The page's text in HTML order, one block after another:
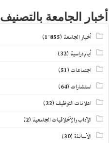
أخبار الجامعة بالتصنيف
أخبار الجامعة (1٬855)
أيام دراسية (32)
اجتماعات(51)
استشارات(64)
اعلانات التوظيف (22)
الآداب والأخلاقيات الجامعية (2)
الأساتذة(30)